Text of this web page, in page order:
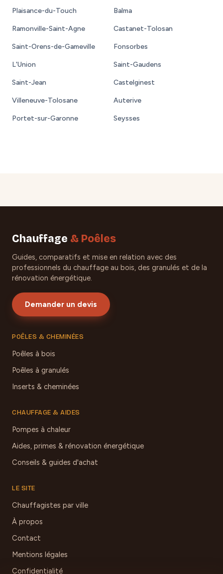
Plaisance-du-Touch Balma
Ramonville-Saint-Agne Castanet-Tolosan
Saint-Orens-de-Gameville Fonsorbes
L'Union Saint-Gaudens
Saint-Jean Castelginest
Villeneuve-Tolosane Auterive
Portet-sur-Garonne Seysses
Chauffage & Poêles
Guides, comparatifs et mise en relation avec des
professionnels du chauffage au bois, des granulés et de la
rénovation énergétique.
Demander un devis
POÊLES & CHEMINÉES
Poêles à bois
Poêles à granulés
Inserts & cheminées
CHAUFFAGE & AIDES
Pompes à chaleur
Aides, primes & rénovation énergétique
Conseils & guides d'achat
LE SITE
Chauffagistes par ville
À propos
Contact
Mentions légales
Confidentialité